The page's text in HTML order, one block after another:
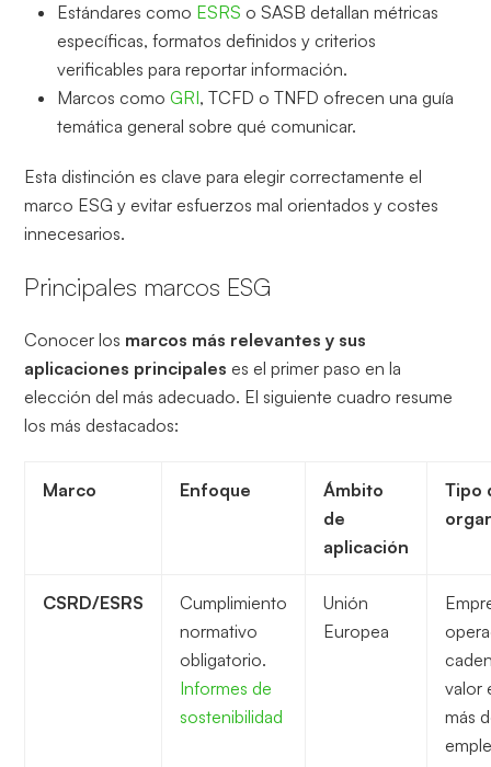
Estándares como ESRS o SASB detallan métricas
específicas, formatos definidos y criterios
verificables para reportar información.
Marcos comoGRI, TCFD o TNFD ofrecen una guía
temática general sobre qué comunicar.
Esta distinción es clave para elegir correctamente el
marco ESG y evitar esfuerzos mal orientados y costes
innecesarios.
Principales marcos ESG
Conocer los marcos más relevantes y sus
aplicaciones principales es el primer paso en la
elección del más adecuado. El siguiente cuadro resume
los más destacados:
Marco Enfoque
Ámbito
de
aplicación
Tipo
CSRD/ESRS
Cumplimiento
normativo
obligatorio.
Informes de
sostenibilidad
Unión
Europea
valor
más